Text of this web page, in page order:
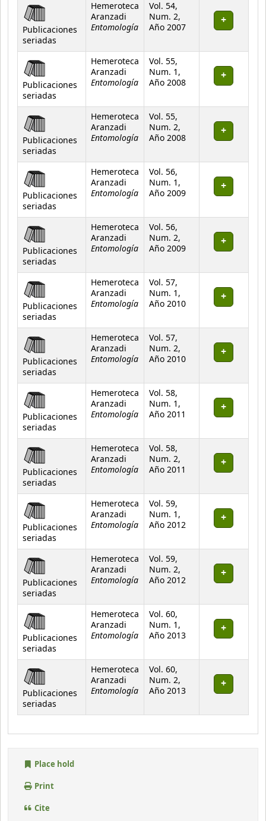
Publicaciones
seriadas
Hemeroteca
Aranzadi
Entomología
Vol. 54,
Num. 2,
Año 2007
Publicaciones
seriadas
Hemeroteca
Aranzadi
Entomología
Vol. 55,
Num. 1,
Año 2008
Publicaciones
seriadas
Hemeroteca
Aranzadi
Entomología
Vol. 55,
Num. 2,
Año 2008
Publicaciones
seriadas
Hemeroteca
Aranzadi
Entomología
Vol. 56,
Num. 1,
Año 2009
Publicaciones
seriadas
Hemeroteca
Aranzadi
Entomología
Vol. 56,
Num. 2,
Año 2009
Publicaciones
seriadas
Hemeroteca
Aranzadi
Entomología
Vol. 57,
Num. 1,
Año 2010
Publicaciones
seriadas
Hemeroteca
Aranzadi
Entomología
Vol. 57,
Num. 2,
Año 2010
Publicaciones
seriadas
Hemeroteca
Aranzadi
Entomología
Vol. 58,
Num. 1,
Año 2011
Publicaciones
seriadas
Hemeroteca
Aranzadi
Entomología
Vol. 58,
Num. 2,
Año 2011
Publicaciones
seriadas
Hemeroteca
Aranzadi
Entomología
Vol. 59,
Num. 1,
Año 2012
Publicaciones
seriadas
Hemeroteca
Aranzadi
Entomología
Vol. 59,
Num. 2,
Año 2012
Publicaciones
seriadas
Hemeroteca
Aranzadi
Entomología
Vol. 60,
Num. 1,
Año 2013
Publicaciones
seriadas
Hemeroteca
Aranzadi
Entomología
Vol. 60,
Num. 2,
Año 2013
Place hold
Print
Cite